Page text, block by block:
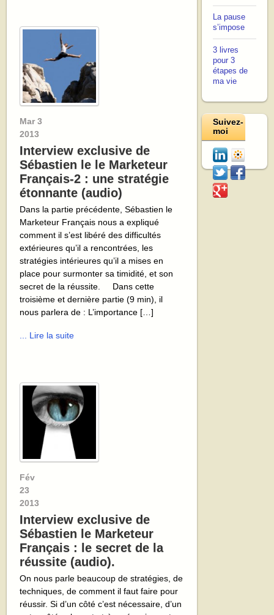
Mar 3
2013
Interview exclusive de
Sébastien le le Marketeur
Français-2 : une stratégie
étonnante (audio)
Dans la partie précédente, Sébastien le
Marketeur Français nous a expliqué
comment il s’est libéré des difficultés
extérieures qu’il a rencontrées, les
stratégies intérieures qu’il a mises en
place pour surmonter sa timidité, et son
secret de la réussite. Dans cette
troisième et dernière partie (9 min), il
nous parlera de : L’importance […]
... Lire la suite
Fév
23
2013
Interview exclusive de
Sébastien le Marketeur
Français : le secret de la
réussite (audio).
On nous parle beaucoup de stratégies, de
techniques, de comment il faut faire pour
réussir. Si d’un côté c’est nécessaire, d’un
La pause
s’impose
3 livres
pour 3
étapes de
ma vie
Suivez-
moi